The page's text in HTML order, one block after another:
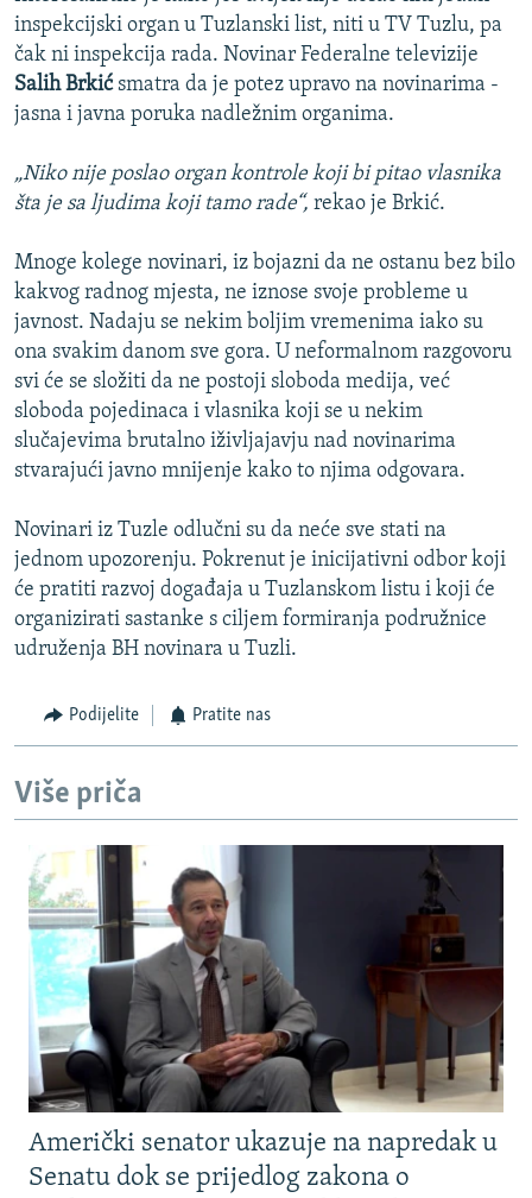
inspekcijski organ u Tuzlanski list, niti u TV Tuzlu, pa
čak ni inspekcija rada. Novinar Federalne televizije
Salih Brkićsmatra da je potez upravo na novinarima -
jasna i javna poruka nadležnim organima.
„Niko nije poslao organ kontrole koji bi pitao vlasnika
šta je sa ljudima koji tamo rade“, rekao je Brkić.
Mnoge kolege novinari, iz bojazni da ne ostanu bez bilo
kakvog radnog mjesta, ne iznose svoje probleme u
javnost. Nadaju se nekim boljim vremenima iako su
ona svakim danom sve gora. U neformalnom razgovoru
svi će se složiti da ne postoji sloboda medija, već
sloboda pojedinaca i vlasnika koji se u nekim
slučajevima brutalno iživljajavju nad novinarima
stvarajući javno mnijenje kako to njima odgovara.
Novinari iz Tuzle odlučni su da neće sve stati na
jednom upozorenju. Pokrenut je inicijativni odbor koji
će pratiti razvoj događaja u Tuzlanskom listu i koji će
organizirati sastanke s ciljem formiranja podružnice
udruženja BH novinara u Tuzli.
Podijelite Pratite nas
Više priča
Američki senator ukazuje na napredak u
Senatu dok se prijedlog zakona o